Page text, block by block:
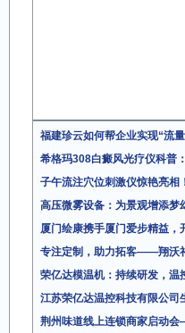
福建珍云如何帮企业实现“流
希格玛308白癜风光疗仪科普
子午流注穴位刺激仪惊艳亮相！
高压微雾设备：为景观增添梦
厦门绘康携手厦门爱步精益，
专注定制，助力拓客——翔沃
荣亿达模温机：持续研发，温
江苏荣亿达温控科技有限公司
荆州味道线上连锁商家启动